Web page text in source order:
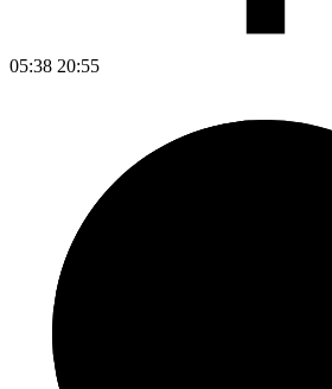
05:38 20:55